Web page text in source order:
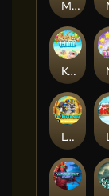
Mystery Motel
Keep 'em Cool
Le Pharaoh